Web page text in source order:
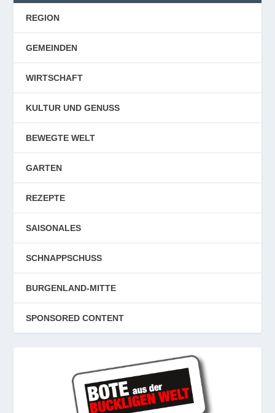
REGION
GEMEINDEN
WIRTSCHAFT
KULTUR UND GENUSS
BEWEGTE WELT
GARTEN
REZEPTE
SAISONALES
SCHNAPPSCHUSS
BURGENLAND-MITTE
SPONSORED CONTENT